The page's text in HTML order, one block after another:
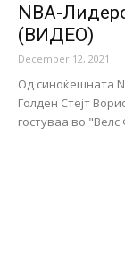
NBA-
(ВИДЕО)
December 12, 2021
Од синоќешната
Голден Стејт
гостуваа во